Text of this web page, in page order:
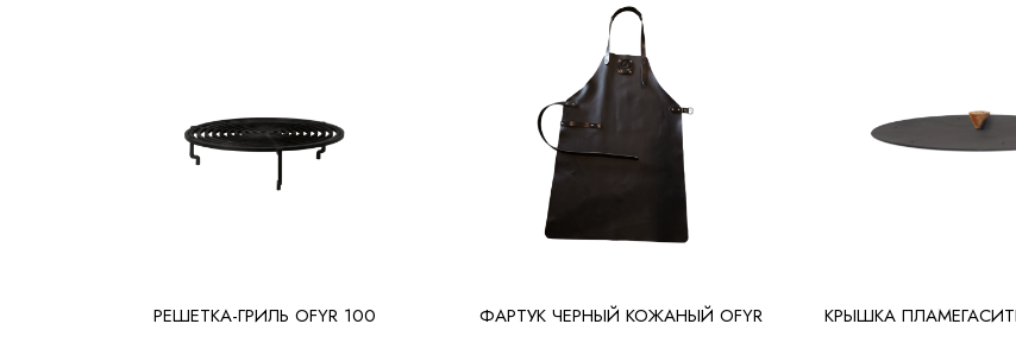
РЕШЕТКА-ГРИЛЬ OFYR 100 ФАРТУК ЧЕРНЫЙ КОЖАНЫЙ OFYR КРЫШКА